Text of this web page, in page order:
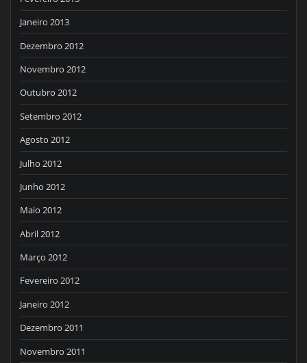
Janeiro 2013
Dezembro 2012
Novembro 2012
Outubro 2012
Setembro 2012
Agosto 2012
Julho 2012
Junho 2012
Maio 2012
Abril 2012
Março 2012
Fevereiro 2012
Janeiro 2012
Dezembro 2011
Novembro 2011